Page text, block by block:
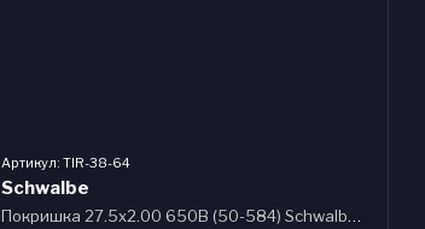
Артикул: TIR-38-64
Schwalbe
Покришка 27.5x2.00 650B (50-584) Schwalbe HURRICANE Perf, DD, GreenGuard, B/B-SK+RT HS499 ADDIX 67EPI B